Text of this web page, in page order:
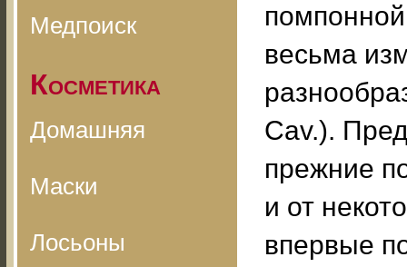
Медпоиск
Косметика
Домашняя
Маски
Лосьоны
весьма
Cav.).
прежние
и от
впервые